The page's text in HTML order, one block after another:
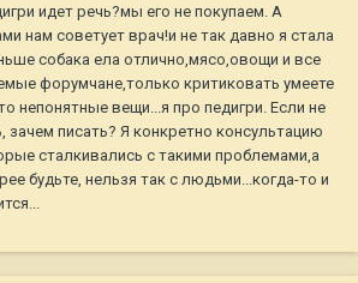
идет речь?мы его не покупаем. А
нам советует врач!и не так давно я стала
собака ела отлично,мясо,овощи и все
форумчане,только критиковать умеете
непонятные вещи...я про педигри. Если не
писать? Я конкретно консультацию
сталкивались с такими проблемами,а
будьте, нельзя так с людьми...когда-то и